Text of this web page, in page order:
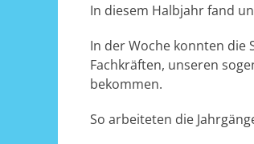
In diesem Halbjahr fand
In der Woche konnten die
Fachkräften, unseren
bekommen.
So arbeiteten die